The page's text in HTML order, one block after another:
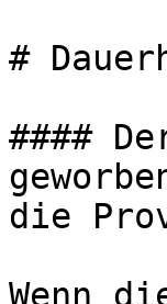
#
####
die
Wenn